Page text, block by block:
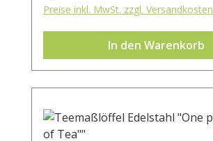
Preise inkl. MwSt. zzgl. Versandkosten
In den Warenkorb